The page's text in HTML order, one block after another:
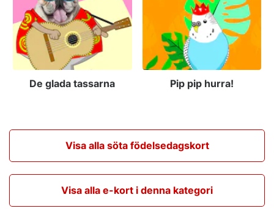
De glada tassarna Pip pip hurra!
Visa alla söta födelsedagskort
Visa alla e-kort i denna kategori